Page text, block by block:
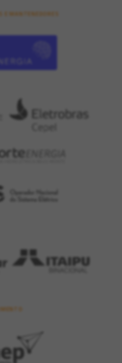
E MANTENEDORES